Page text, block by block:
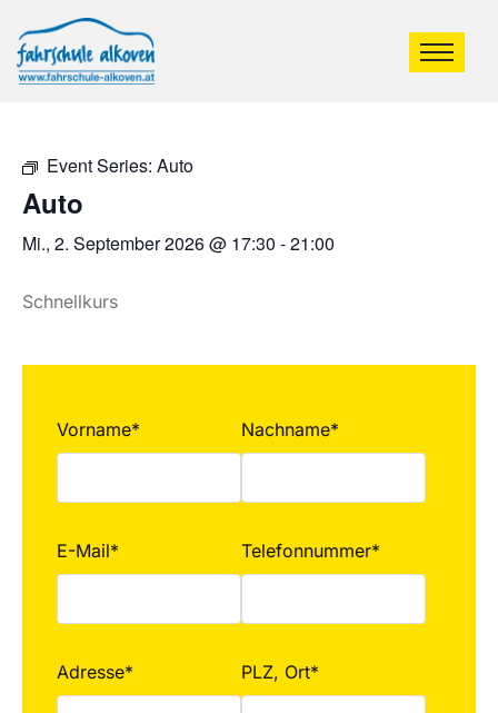
Event Series: Auto
Auto
Mi., 2. September 2026 @ 17:30 -21:00
Schnellkurs
Vorname* Nachname*
E-Mail* Telefonnummer*
Adresse* PLZ, Ort*